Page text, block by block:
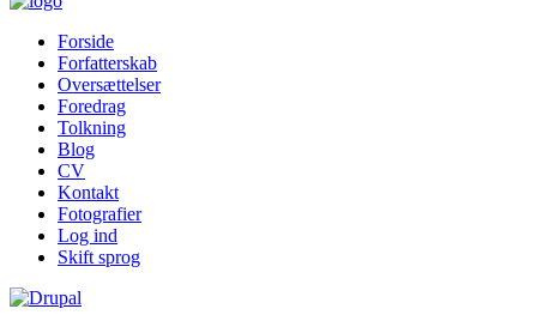
Forside
Forfatterskab
Oversættelser
Foredrag
Tolkning
Blog
CV
Kontakt
Fotografier
Log ind
Skift sprog